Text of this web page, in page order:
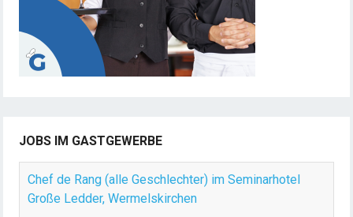
JOBS IM GASTGEWERBE
Chef de Rang (alle Geschlechter) im Seminarhotel
Große Ledder, Wermelskirchen